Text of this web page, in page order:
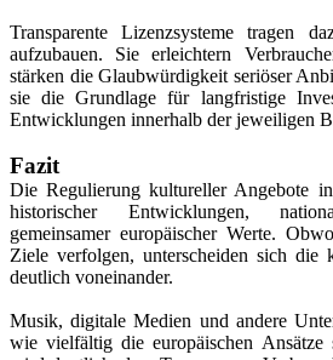
Transparente Lizenzsysteme tragen
aufzubauen. Sie erleichtern
stärken die Glaubwürdigkeit seriöser
sie die Grundlage für langfristige
Entwicklungen innerhalb der jeweiligen
Fazit
Die Regulierung kultureller Angebote
historischer Entwicklungen,
gemeinsamer europäischer Werte.
Ziele verfolgen, unterscheiden sich die
deutlich voneinander.
Musik, digitale Medien und andere
wie vielfältig die europäischen Ansätze